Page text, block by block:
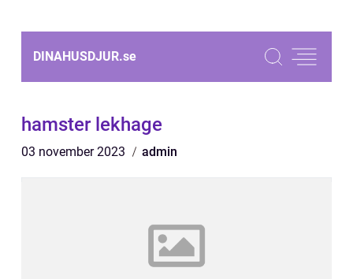
DINAHUSDJUR.se
hamster lekhage
03 november 2023 admin